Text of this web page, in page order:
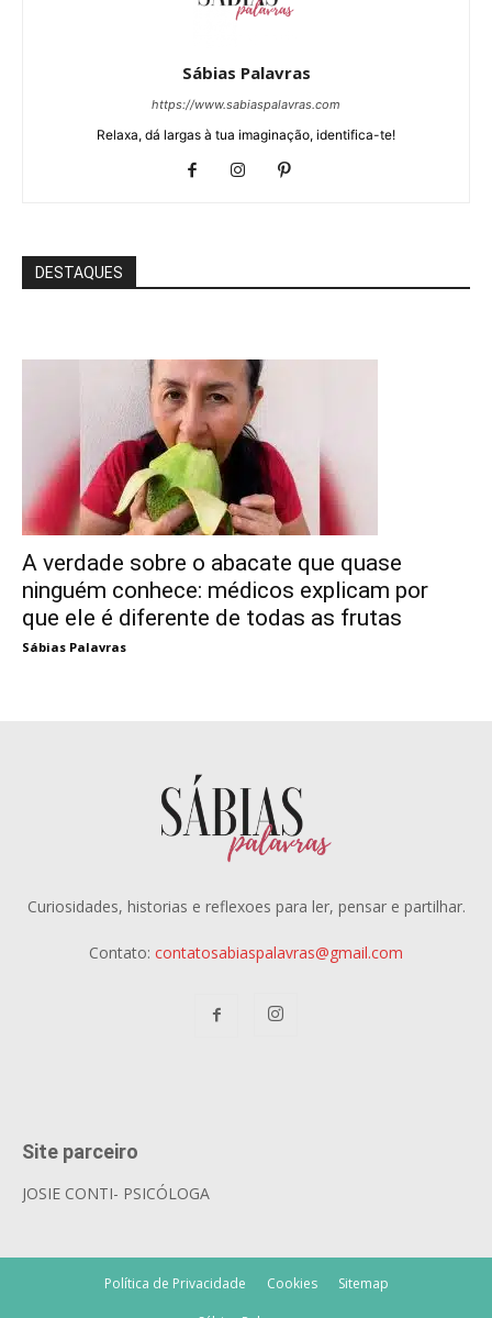
Sábias Palavras
https://www.sabiaspalavras.com
Relaxa, dá largas à tua imaginação, identifica-te!
DESTAQUES
A verdade sobre o abacate que quase
ninguém conhece: médicos explicam por
que ele é diferente de todas as frutas
Sábias Palavras
Curiosidades, historias e reflexoes para ler, pensar e partilhar.
Contato: contatosabiaspalavras@gmail.com
Site parceiro
JOSIE CONTI- PSICÓLOGA
Política de Privacidade Cookies Sitemap